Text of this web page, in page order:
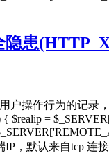
患
户操作行为的记录
$realip =
，默认来自tcp 连